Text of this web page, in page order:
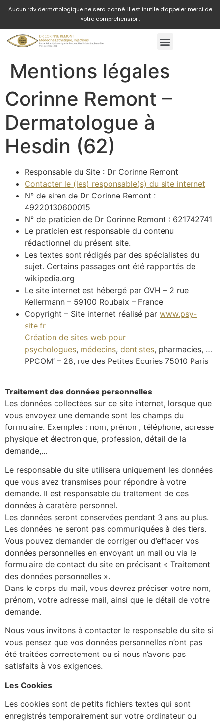
Aucun rdv dermatologique ne sera donné. Il est inutile d’appeler merci de
votre comprehension.
Mentions légales
Corinne Remont –
Dermatologue à
Hesdin (62)
Responsable du Site : Dr Corinne Remont
Contacter le (les) responsable(s) du site internet
N° de siren de Dr Corinne Remont :
49220130600015
N° de praticien de Dr Corinne Remont : 621742741
Le praticien est responsable du contenu
rédactionnel du présent site.
Les textes sont rédigés par des spécialistes du
sujet. Certains passages ont été rapportés de
wikipedia.org
Le site internet est hébergé par OVH – 2 rue
Kellermann – 59100 Roubaix – France
Copyright – Site internet réalisé par www.psy-
site.fr
Création de sites web pour
psychologues, médecins, dentistes, pharmacies, …
PPCOM’ – 28, rue des Petites Ecuries 75010 Paris
Traitement des données personnelles
Les données collectées sur ce site internet, lorsque que
vous envoyez une demande sont les champs du
formulaire. Exemples : nom, prénom, téléphone, adresse
physique et électronique, profession, détail de la
demande,…
Le responsable du site utilisera uniquement les données
que vous avez transmises pour répondre à votre
demande. Il est responsable du traitement de ces
données à caratère personnel.
Les données seront conservées pendant 3 ans au plus.
Les données ne seront pas communiquées à des tiers.
Vous pouvez demander de corriger ou d’effacer vos
données personnelles en envoyant un mail ou via le
formulaire de contact du site en précisant « Traitement
des données personnelles ».
Dans le corps du mail, vous devrez préciser votre nom,
prénom, votre adresse mail, ainsi que le détail de votre
demande.
Nous vous invitons à contacter le responsable du site si
vous pensez que vos données personnelles n’ont pas
été traitées correctement ou si nous n’avons pas
satisfaits à vos exigences.
Les Cookies
Les cookies sont de petits fichiers textes qui sont
enregistrés temporairement sur votre ordinateur ou